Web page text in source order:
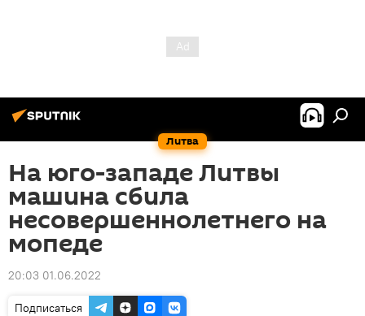
Литва
На юго-западе Литвы
машина сбила
несовершеннолетнего на
мопеде
20:03 01.06.2022
Подписаться